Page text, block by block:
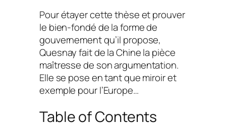
Pour étayer cette thèse et prouver
le bien-fondé de la forme de
gouvernement qu’il propose,
Quesnay fait de la Chine la pièce
maîtresse de son argumentation.
Elle se pose en tant que miroir et
exemple pour l’Europe…
Table of Contents